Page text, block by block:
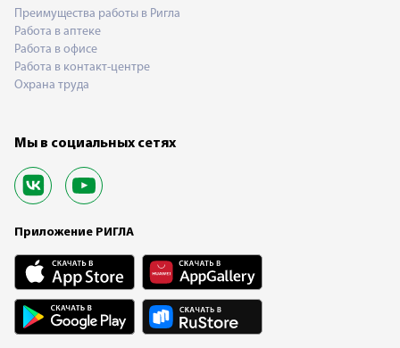
Преимущества работы в Ригла
Работа в аптеке
Работа в офисе
Работа в контакт-центре
Охрана труда
Мы в социальных сетях
Приложение РИГЛА